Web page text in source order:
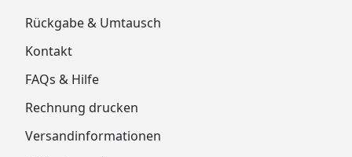
Rückgabe & Umtausch
Kontakt
FAQs & Hilfe
Rechnung drucken
Versandinformationen